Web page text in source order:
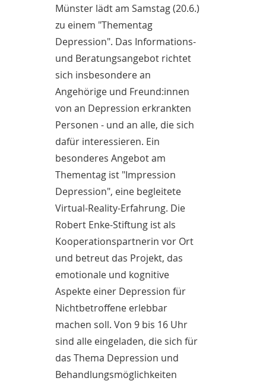
Münster lädt am Samstag (20.6.)
zu einem "Thementag
Depression". Das Informations-
und Beratungsangebot richtet
sich insbesondere an
Angehörige und Freund:innen
von an Depression erkrankten
Personen - und an alle, die sich
dafür interessieren. Ein
besonderes Angebot am
Thementag ist "Impression
Depression", eine begleitete
Virtual-Reality-Erfahrung. Die
Robert Enke-Stiftung ist als
Kooperationspartnerin vor Ort
und betreut das Projekt, das
emotionale und kognitive
Aspekte einer Depression für
Nichtbetroffene erlebbar
machen soll. Von 9 bis 16 Uhr
sind alle eingeladen, die sich für
das Thema Depression und
Behandlungsmöglichkeiten